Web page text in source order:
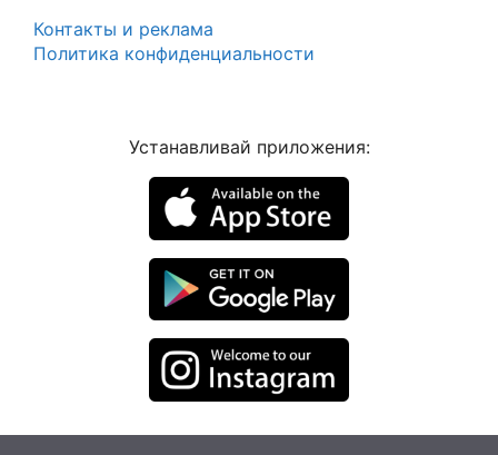
Контакты и реклама
Политика конфиденциальности
Устанавливай приложения: